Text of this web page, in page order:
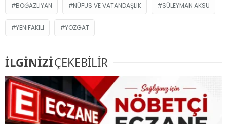
BOĞAZLIYAN NÜFUS VE VATANDAŞLIK SÜLEYMAN AKSU
YENIFAKILI YOZGAT
İLGİNİZİÇEKEBİLİR